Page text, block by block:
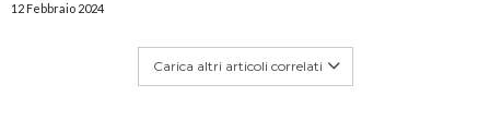
12 Febbraio 2024
Carica altri articoli correlati